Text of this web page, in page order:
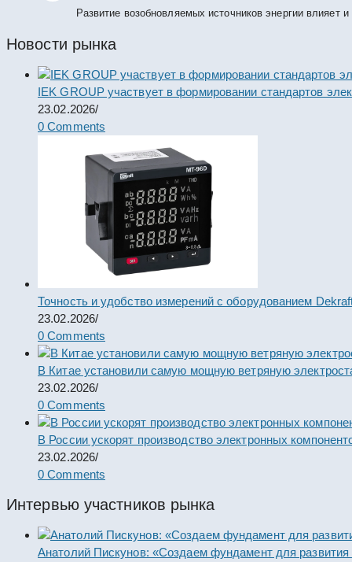
Развитие возобновляемых источников энергии влияет
Новости рынка
IEK GROUP участвует в формировании стандартов
23.02.2026/
0 Comments
Точность и удобство измерений с оборудованием
23.02.2026/
0 Comments
В Китае установили самую мощную ветряную
23.02.2026/
0 Comments
В России ускорят производство электронных
23.02.2026/
0 Comments
Интервью участников рынка
Анатолий Пискунов: «Создаем фундамент для развития